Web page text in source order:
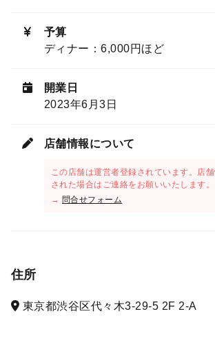
予算
ディナー：6,000円ほど
開業日
2023年6月3日
店舗情報について
この店舗は運営者登録されています。店
された場合はご連絡をお願いいたします。
→ 問合せフォーム
住所
東京都渋谷区代々木3-29-5 2F 2-A